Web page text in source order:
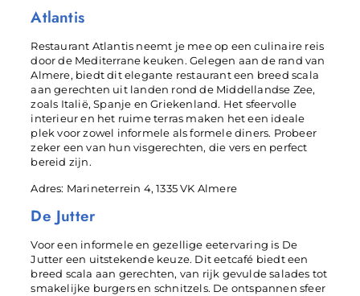
Atlantis
Restaurant Atlantis neemt je mee op een culinaire reis
door de Mediterrane keuken. Gelegen aan de rand van
Almere, biedt dit elegante restaurant een breed scala
aan gerechten uit landen rond de Middellandse Zee,
zoals Italië, Spanje en Griekenland. Het sfeervolle
interieur en het ruime terras maken het een ideale
plek voor zowel informele als formele diners. Probeer
zeker een van hun visgerechten, die vers en perfect
bereid zijn.
Adres: Marineterrein 4, 1335 VK Almere
De Jutter
Voor een informele en gezellige eetervaring is De
Jutter een uitstekende keuze. Dit eetcafé biedt een
breed scala aan gerechten, van rijk gevulde salades tot
smakelijke burgers en schnitzels. De ontspannen sfeer